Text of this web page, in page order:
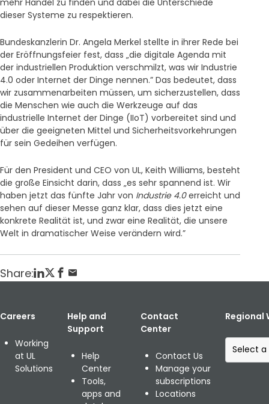
dieser Systeme zu respektieren.
Bundeskanzlerin Dr. Angela Merkel stellte in ihrer Rede bei
der Eröffnungsfeier fest, dass „die digitale Agenda mit
der industriellen Produktion verschmilzt, was wir Industrie
4.0 oder Internet der Dinge nennen.” Das bedeutet, dass
wir zusammenarbeiten müssen, um sicherzustellen, dass
die Menschen wie auch die Werkzeuge auf das
industrielle Internet der Dinge (IIoT) vorbereitet sind und
über die geeigneten Mittel und Sicherheitsvorkehrungen
für sein Gedeihen verfügen.
Für den President und CEO von UL, Keith Williams, besteht
die große Einsicht darin, dass „es sehr spannend ist. Wir
haben jetzt das fünfte Jahr von Industrie 4.0erreicht und
sehen auf dieser Messe ganz klar, dass dies jetzt eine
konkrete Realität ist, und zwar eine Realität, die unsere
Welt in dramatischer Weise verändern wird.”
Share:
Careers
Working
at UL
Solutions
Help and
Support
Help
Center
Tools,
apps and
Contact
Center
Contact Us
Manage your
subscriptions
Locations
Regional
S